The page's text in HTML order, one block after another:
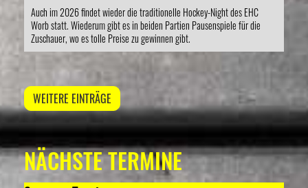
Auch im 2026 findet wieder die traditionelle Hockey-Night des EHC
Worb statt. Wiederum gibt es in beiden Partien Pausenspiele für die
Zuschauer, wo es tolle Preise zu gewinnen gibt.
WEITERE EINTRÄGE
NÄCHSTE TERMINE